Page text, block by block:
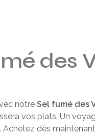
des
notre Sel fumé des
vos plats. Un
dès